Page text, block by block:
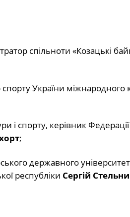
спільноти «Козацькі
України міжнародного
і спорту, керівник Федерацiї
;
державного
республіки Сергій